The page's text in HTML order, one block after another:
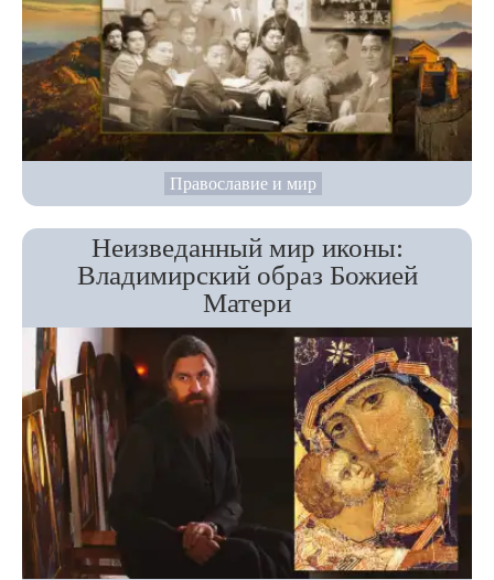
Православие и мир
Неизведанный мир иконы:
Владимирский образ Божией
Матери